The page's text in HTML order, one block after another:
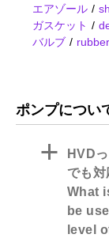
エアゾール
ガスケット
バルブ
rubber
ポンプについ
a
HVD
でも対
What
be
level